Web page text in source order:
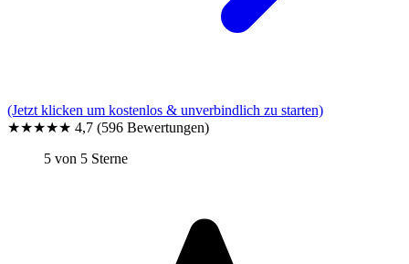
(Jetzt klicken um kostenlos & unverbindlich zu starten)
★★★★★ 4,7 (596 Bewertungen)
5 von 5 Sterne